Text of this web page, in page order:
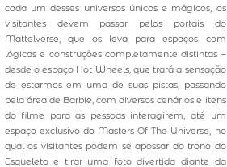
cada um desses universos únicos e mágicos, os
visitantes devem passar pelos portais do
Mattelverse, que os leva para espaços com
lógicas e construções completamente distintas –
desde o espaço Hot Wheels, que trará a sensação
de estarmos em uma de suas pistas, passando
pela área de Barbie, com diversos cenários e itens
do filme para as pessoas interagirem, até um
espaço exclusivo do Masters Of The Universe, no
qual os visitantes podem se apossar do trono do
Esqueleto e tirar uma foto divertida diante da